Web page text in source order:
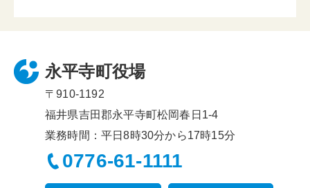
永平寺町役場
〒910-1192
福井県吉田郡永平寺町松岡春日1-4
業務時間：平日8時30分から17時15分
0776-61-1111